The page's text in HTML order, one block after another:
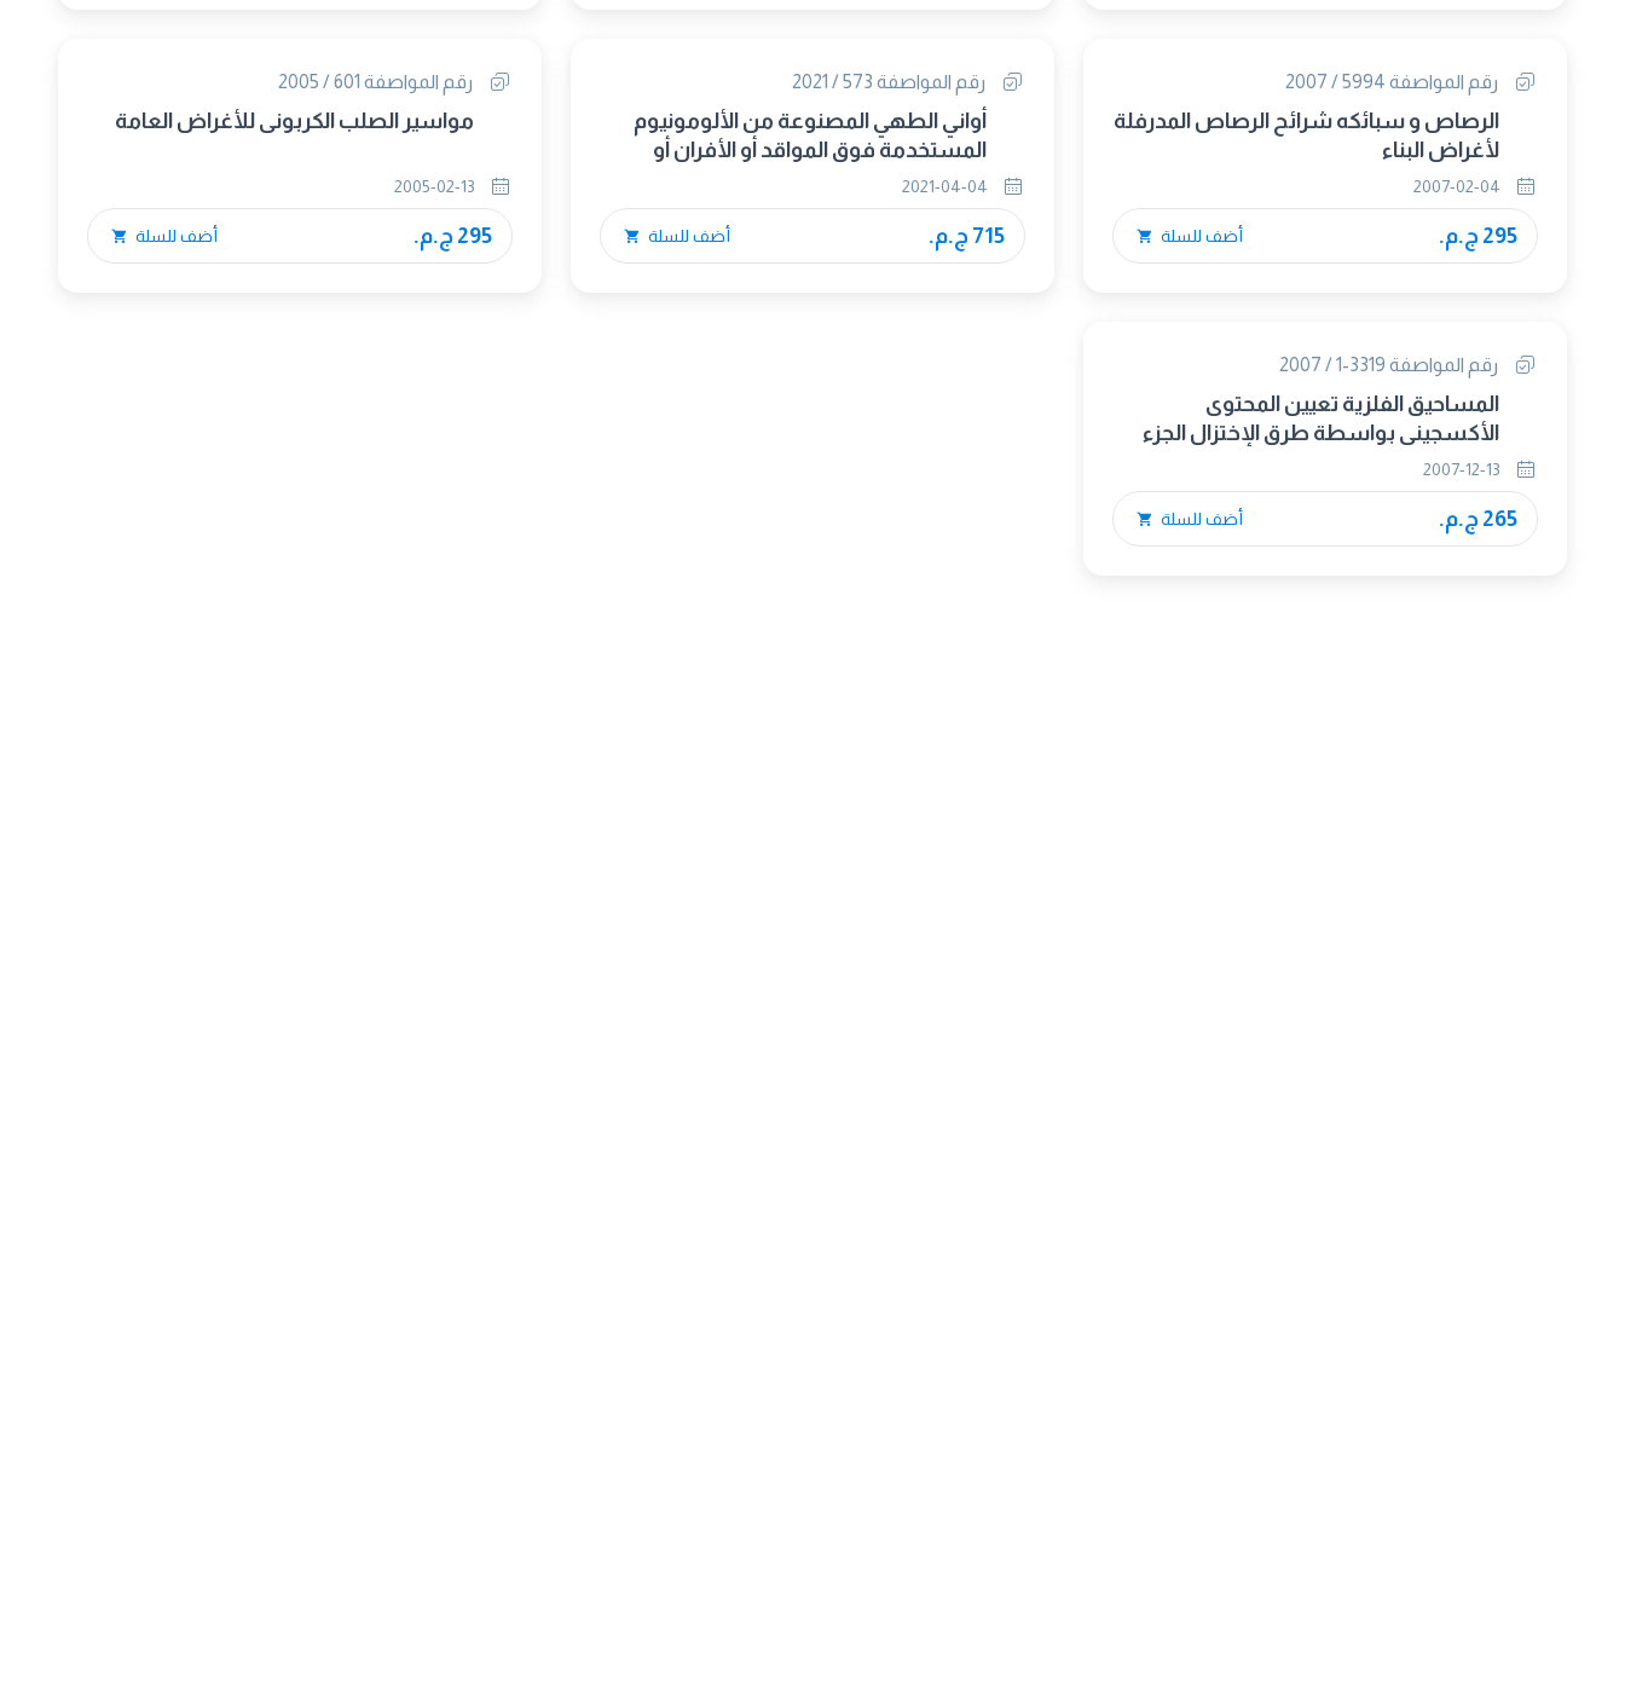
رقم المواصفة 5994 / 2007
الرصاص و سبائكه شرائح الرصاص المدرفلة
لأغراض البناء
295 ج.م. أضف للسلة
رقم المواصفة 573 / 2021
أواني الطهي المصنوعة من الألومونيوم
المستخدمة فوق المواقد أو الأفران أو
منطقة تدفئة الطعام
715 ج.م. أضف للسلة
رقم المواصفة 601 / 2005
مواسير الصلب الكربونى للأغراض العامة
295 ج.م. أضف للسلة
رقم المواصفة 3319-1 / 2007
المساحيق الفلزية تعيين المحتوى
الأكسجينى بواسطة طرق الإختزال الجزء
الأول : ارشادات عامة
265 ج.م. أضف للسلة